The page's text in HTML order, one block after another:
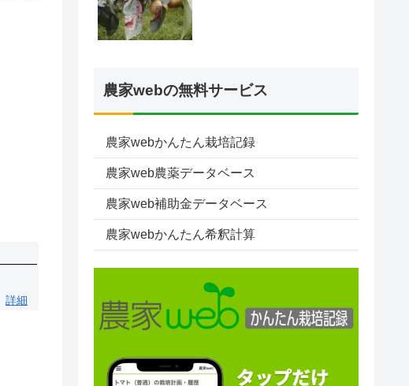
詳細
農家webの無料サービス
農家webかんたん栽培記録
農家web農薬データベース
農家web補助金データベース
農家webかんたん希釈計算